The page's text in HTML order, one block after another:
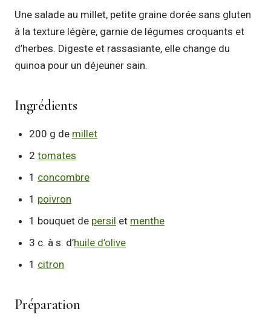
Une salade au millet, petite graine dorée sans gluten
à la texture légère, garnie de légumes croquants et
d’herbes. Digeste et rassasiante, elle change du
quinoa pour un déjeuner sain.
Ingrédients
200 g de millet
2 tomates
1 concombre
1 poivron
1 bouquet de persil et menthe
3 c. à s. d’huile d’olive
1 citron
Préparation